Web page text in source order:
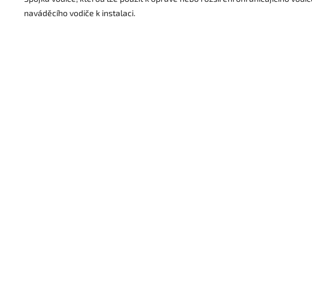
naváděcího vodiče k instalaci.